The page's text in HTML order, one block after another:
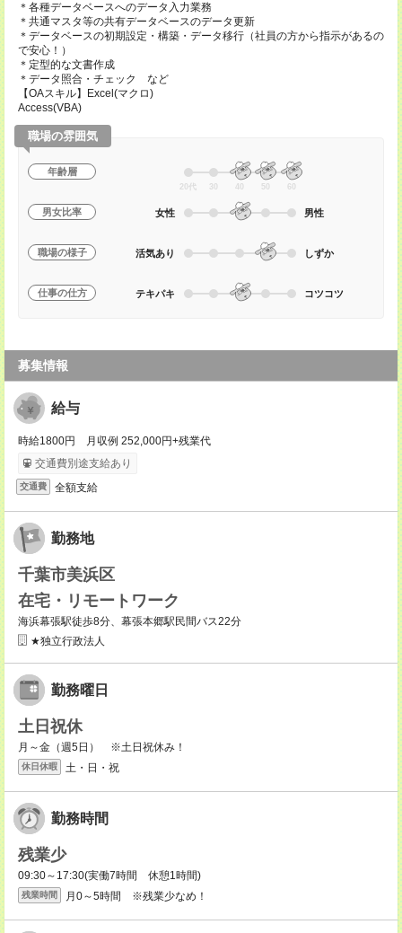
＊各種データベースへのデータ入力業務
＊共通マスタ等の共有データベースのデータ更新
＊データベースの初期設定・構築・データ移行（社員の方から指示があるの
で安心！）
＊定型的な文書作成
＊データ照合・チェック など
【OAスキル】Excel(マクロ)
Access(VBA)
職場の雰囲気
年齢層
20代 30 40 50 60
男女比率 女性 男性
職場の様子 活気あり しずか
仕事の仕方 テキパキ コツコツ
募集情報
給与
時給1800円 月収例 252,000円+残業代
交通費別途支給あり
交通費 全額支給
勤務地
千葉市美浜区
在宅・リモートワーク
海浜幕張駅徒歩8分、幕張本郷駅民間バス22分
★独立行政法人
勤務曜日
土日祝休
月～金（週5日） ※土日祝休み！
休日休暇 土・日・祝
勤務時間
残業少
09:30～17:30(実働7時間 休憩1時間)
残業時間 月0～5時間 ※残業少なめ！